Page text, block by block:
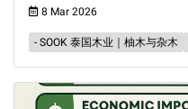
8 Mar 2026
- SOOK 泰国木业｜柚木与杂木